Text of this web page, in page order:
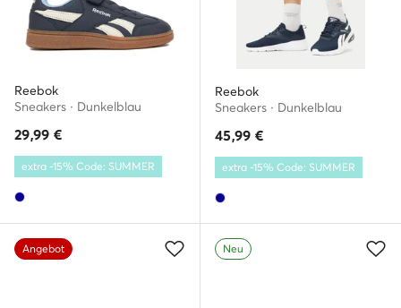
Reebok
Sneakers · Dunkelblau
29,99 €
extra -15% Code: SUMMER
Reebok
Sneakers · Dunkelblau
45,99 €
extra -15% Code: SUMMER
Angebot Neu